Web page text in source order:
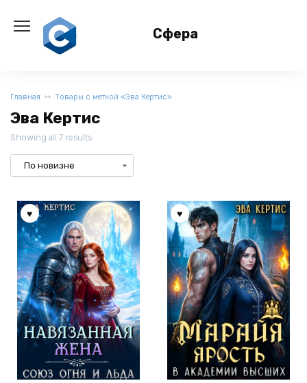
содержанию
Сфера
Главная Товары с меткой «Эва Кертис»
Эва Кертис
Showing all 7 results